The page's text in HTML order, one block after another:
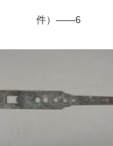
件）——6